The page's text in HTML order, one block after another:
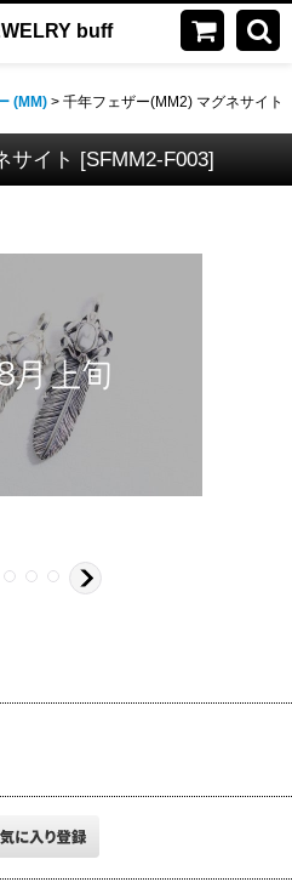
buff
(MM) > 千年フェザー(MM2) マグネサイト
サイト [SFMM2-F003]